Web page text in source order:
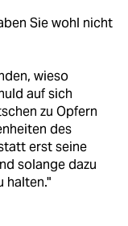
Sie wohl nicht
wieso
auf sich
zu Opfern
des
erst seine
solange dazu
halten."